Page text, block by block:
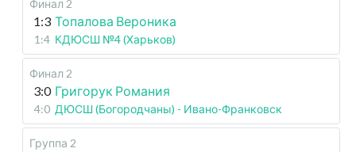
Финал 2
1:3 Топалова Вероника
1:4 КДЮСШ №4 (Харьков)
Финал 2
3:0 Григорук Романия
4:0 ДЮСШ (Богородчаны) - Ивано-Франковск
Группа 2